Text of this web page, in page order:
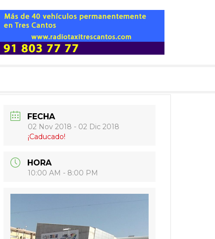
FECHA
02 Nov 2018 - 02 Dic 2018
¡Caducado!
HORA
10:00 AM - 8:00 PM